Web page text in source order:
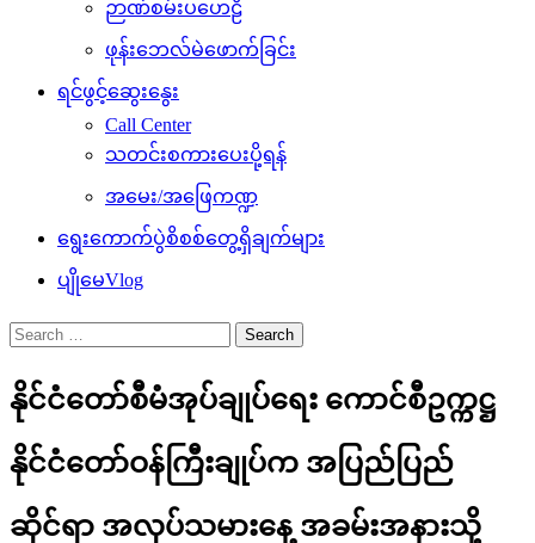
ဉာဏ်စမ်းပဟေဠိ
ဖုန်းဘေလ်မဲဖောက်ခြင်း
ရင်ဖွင့်ဆွေးနွေး
Call Center
သတင်းစကားပေးပို့ရန်
အမေး/အဖြေကဏ္ဍ
ရွေးကောက်ပွဲစိစစ်တွေ့ရှိချက်များ
ပျိုမေVlog
Search
for:
နိုင်ငံတော်စီမံအုပ်ချုပ်ရေး ကောင်စီဥက္ကဋ္ဌ
နိုင်ငံတော်ဝန်ကြီးချုပ်က အပြည်ပြည်
ဆိုင်ရာ အလုပ်သမားနေ့ အခမ်းအနားသို့